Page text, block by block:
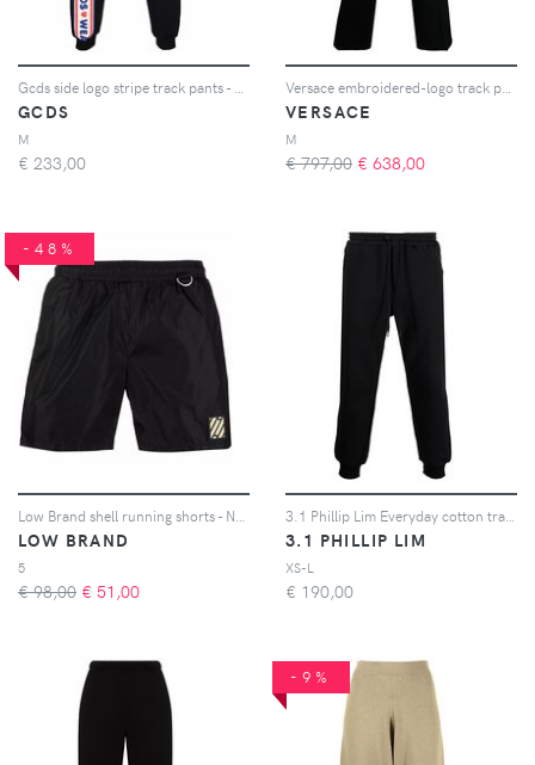
GCDS
M
€ 233,00
VERSACE
M
€ 797,00 € 638,00
-48%
LOW BRAND
5
€ 98,00 € 51,00
3.1 PHILLIP LIM
XS-L
€ 190,00
-9%